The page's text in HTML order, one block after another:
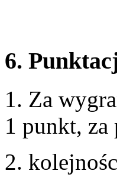
6.
1. Za
1 punkt, za
2.